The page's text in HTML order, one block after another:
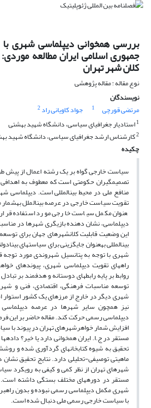
بررسی همخوانی دیپلماسی شهری
جمهوری اسلامی ایران مطالعه
کلان شهر تهران
نوع مقاله : مقاله پژوهشی
نویسندگان
مرتضی قورچی
1 جواد کاویانی راد 2
1استادیار جغرافیای سیاسی، دانشگاه شهید بهشتی
2کارشناس ارشد جغرافیای سیاسی، دانشگاه شهید
چکیده
سیاست خارجی گواه بر یک رشته اعمال از
تصمیم­گیران حکومتی است که معطوف به
منافع ملی در محیط بین­المللی است. دیپلماسی
تقویت سیاست خارجی در عرصه بین­الملل به​شمار
عنوان مکمل سیاست خارجی مورد استفاده
دیپلماسی، نشان دهنده بازیگری شهرها در
این وضعیت قابلیت کلان­شهرهای جهان برای
بین­المللی به​عنوان جایگزینی برای سیاست­های
شهری با توجه به پتانسیل شهروندی مورد توجه
راه­های تقویت دیپلماسی شهری، پیوندهای
روابط بر پایه رابطه­ای دوستانه و هدفمند بر
توسعه مناسبات فرهنگی، اقتصادی، فنی و
شهری دیگر در خارج از مرزهای یک کشور استوار
نیز همچون سایر شهرها در عرصه
دیپلماسی رسمی حرکت کند. مقاله حاضر بر این
افزایش شمار خواهرشهرهای تهران در پیوند با
مستقر در ج.ا. ایران همخوانی دارد یا خیر؟
تحقیق به شیوه کتابخانه­ای گردآوری شده و
ماهیتی توصیفی-تحلیلی دارد. نتایج تحقیق
شهرهای تهران از نظر کمی و کیفی به رویکرد
مستقر در دوره­های مختلف بستگی داشته
شهری مکمل دیپلماسی رسمی نبوده و بدون
با سیاست خارجی رسمی ملی دنبال شده است.